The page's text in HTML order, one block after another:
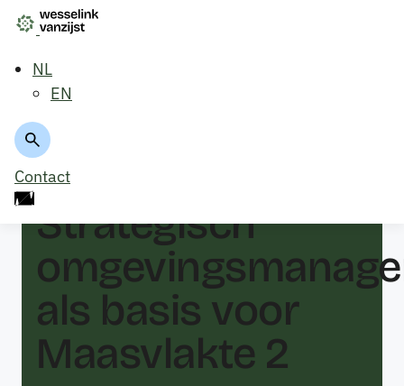
NL
EN
Contact
Strategisch
als basis voor
Maasvlakte 2